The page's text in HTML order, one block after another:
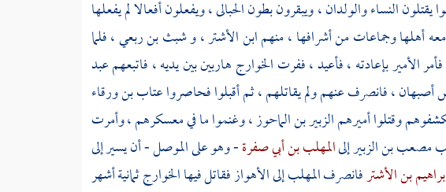
يقتلون النساء والولدان ، ويبقرون بطون الحبالى ، ويفعلون أفعالا لم يفعلها
أهلها وجماعات من أشرافها ، منهمابن الأشتر، وشبث بن ربعي، فلما
الأمير بإعادته ، فأعيد ، ففرتالخوارجهاربين بين يديه ، فاتبعهمعبد
أصبهان، فانصرف عنهم ولم يقاتلهم ، ثم أقبلوا فحاصرواعتاب بن ورقاء
وقتلوا أميرهمالزبير بن الماحوز، وغنموا ما في معسكرهم ، وأمرت
مصعب بن الزبيرإلىالمهلب بن أبي صفرة- وهو علىالموصل- أن يسير إلى
بن الأشترفانصرفالمهلبإلىالأهوازفقاتل فيهاالخوارجثمانية أشهر